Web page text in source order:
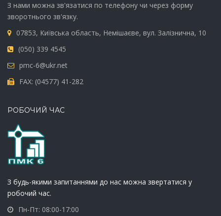
З нами можна зв'язатися по телефону чи через форму
зворотнього зв'язку.
07853, Київська область, Немішаєве, вул. Залізнична, 10
(050) 339 4545
pmc-6@ukr.net
FAX: (04577) 41-282
РОБОЧИЙ ЧАС
З будь-якими запитаннями до нас можна звертатися у
робочий час.
Пн-Пт: 08:00-17:00